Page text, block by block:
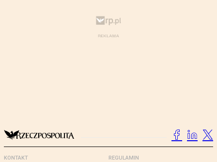
KONTAKT REGULAMIN